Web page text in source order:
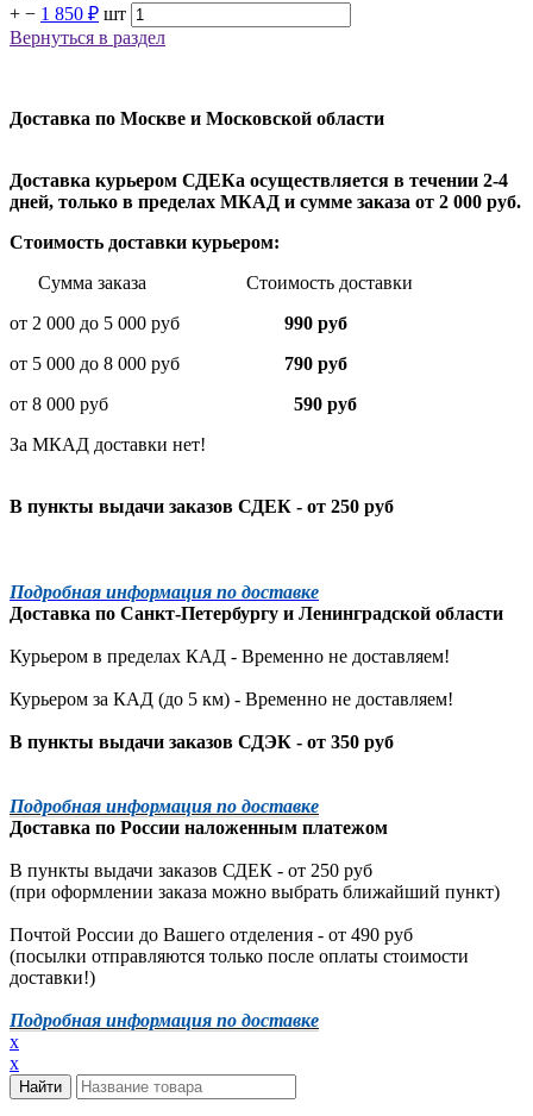
+ − 1 850 ₽ шт
Вернуться в раздел
Доставка по Москве и Московской области
Доставка курьером СДЕКа осуществляется в течении 2-4
дней, только в пределах МКАД и сумме заказа от 2 000 руб.
Стоимость доставки курьером:
Сумма заказа Стоимость доставки
от 2 000 до 5 000 руб
990 руб
от 5 000 до 8 000 руб 790 руб
от 8 000 руб 590 руб
За МКАД доставки нет!
В пункты выдачи заказов СДЕК - от 250 руб
Подробная информация по доставке
Доставка по Санкт-Петербургу и Ленинградской области
Курьером в пределах КАД - Временно не доставляем!
Курьером за КАД (до 5 км) - Временно не доставляем!
В пункты выдачи заказов СДЭК - от 350 руб
Подробная информация по доставке
Доставка по России наложенным платежом
В пункты выдачи заказов СДЕК - от 250 руб
(при оформлении заказа можно выбрать ближайший пункт)
Почтой России до Вашего отделения - от 490 руб
(посылки отправляются только после оплаты стоимости
доставки!)
Подробная информация по доставке
x
x